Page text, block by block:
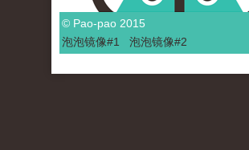
© Pao-pao 2015
泡泡镜像#1 泡泡镜像#2